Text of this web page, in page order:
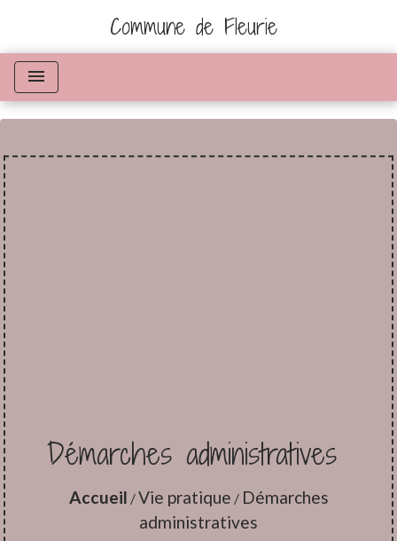
Commune de Fleurie
menu
Démarches administratives
Accueil /Vie pratique / Démarches
administratives